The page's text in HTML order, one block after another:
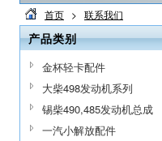
首页 > 联系我们
产品类别
金杯轻卡配件
大柴498发动机系列
锡柴490,485发动机总成
一汽小解放配件